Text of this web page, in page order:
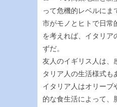
って危機的レベルにま
市がモノとヒトで日常
を考えれば、イタリア
ずだ。
友人のイギリス人は、
タリア人の生活様式も
イタリア人はオリーブ
的な食生活によって、